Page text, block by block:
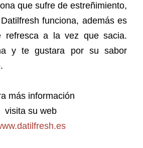
que sufre de estreñimiento,
funciona, además es
refresca a la vez que sacia.
y te gustara por su sabor
más información
visita su web